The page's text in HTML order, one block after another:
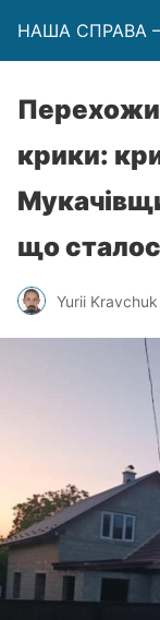
НАША СПРАВА –
крики:
що
Yurii Kravchuk